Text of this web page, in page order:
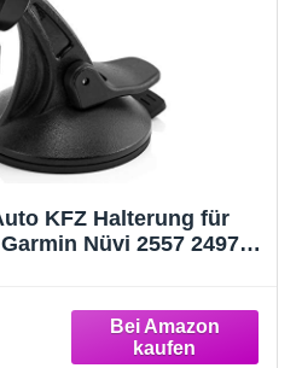
KFZ Halterung für
Nüvi 2557 2497